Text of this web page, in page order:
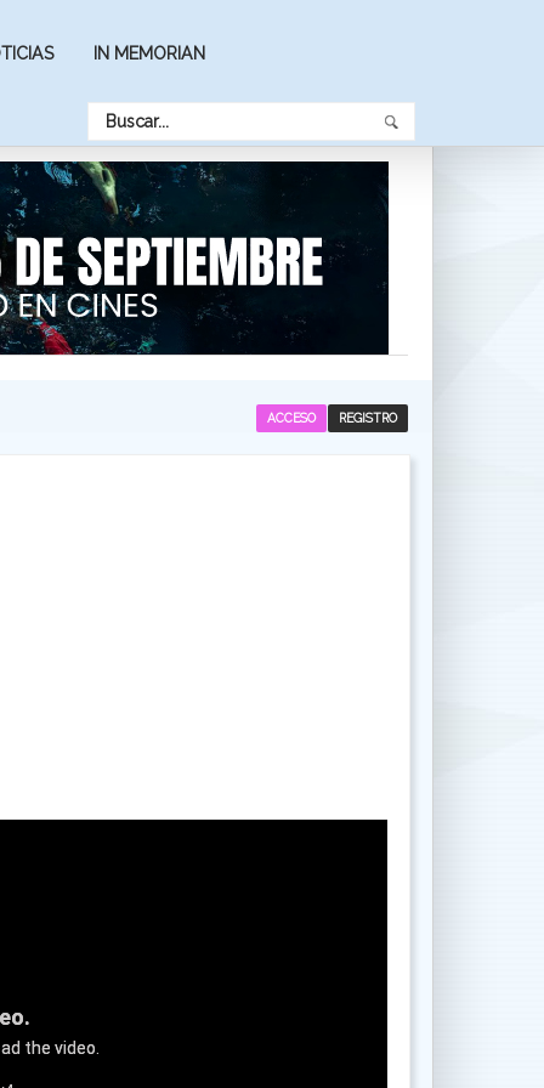
IN MEMORIAN
REGISTRO
ACCESO
the video.